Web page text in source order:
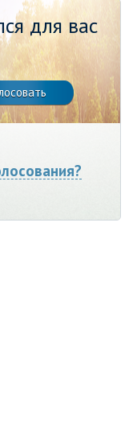
для вас